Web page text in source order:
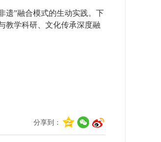
遗”融合模式的生动实践。下
教学科研、文化传承深度融
分享到：